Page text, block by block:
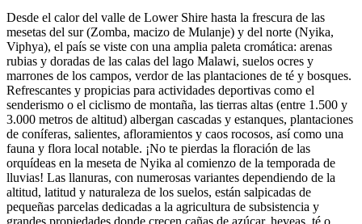
Desde el calor del valle de Lower Shire hasta la frescura de las
mesetas del sur (Zomba, macizo de Mulanje) y del norte (Nyika,
Viphya), el país se viste con una amplia paleta cromática: arenas
rubias y doradas de las calas del lago Malawi, suelos ocres y
marrones de los campos, verdor de las plantaciones de té y bosques.
Refrescantes y propicias para actividades deportivas como el
senderismo o el ciclismo de montaña, las tierras altas (entre 1.500 y
3.000 metros de altitud) albergan cascadas y estanques, plantaciones
de coníferas, salientes, afloramientos y caos rocosos, así como una
fauna y flora local notable. ¡No te pierdas la floración de las
orquídeas en la meseta de Nyika al comienzo de la temporada de
lluvias! Las llanuras, con numerosas variantes dependiendo de la
altitud, latitud y naturaleza de los suelos, están salpicadas de
pequeñas parcelas dedicadas a la agricultura de subsistencia y